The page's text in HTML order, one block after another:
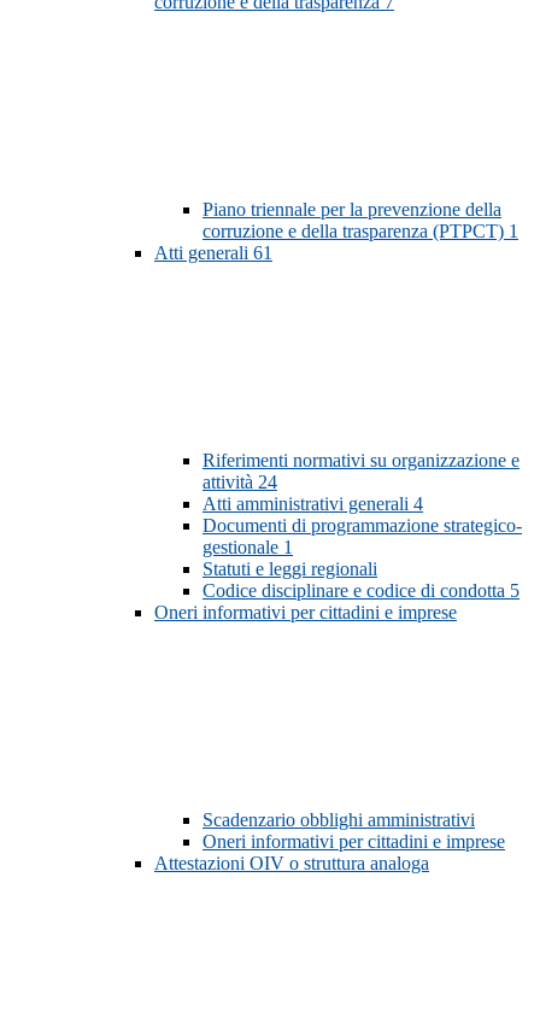
Piano triennale per la prevenzione della
corruzione e della trasparenza (PTPCT) 1
Atti generali 61
Riferimenti normativi su organizzazione e
attività 24
Atti amministrativi generali 4
Documenti di programmazione strategico-
gestionale 1
Statuti e leggi regionali
Codice disciplinare e codice di condotta 5
Oneri informativi per cittadini e imprese
Scadenzario obblighi amministrativi
Oneri informativi per cittadini e imprese
Attestazioni OIV o struttura analoga